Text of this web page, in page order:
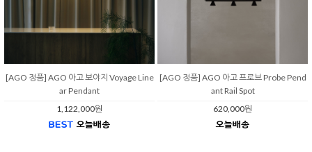
[AGO 정품] AGO 아고 보야지 Voyage Line
ar Pendant
1,122,000원
[AGO 정품] AGO 아고 프로브 Probe Pend
ant Rail Spot
620,000원